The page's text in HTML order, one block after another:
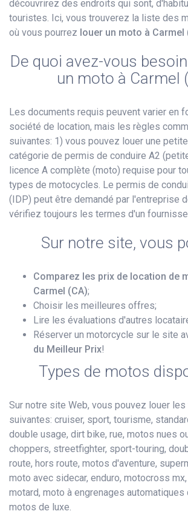
découvrirez des endroits qui sont,
touristes. Ici, vous trouverez la liste des
où vous pourrez louer un moto à Carmel
De quoi avez-vous
un moto à Carmel
Les documents requis peuvent varier en
société de location, mais les règles
suivantes: 1) vous pouvez louer une
catégorie de permis de conduire A2
licence A complète (moto) requise pour
types de motocycles. Le permis de
(IDP) peut être demandé par l'entreprise
vérifiez toujours les termes d'un
Sur notre site, vous
Comparez les prix de location de
Carmel (CA);
Choisir les meilleures offres;
Lire les évaluations d'autres
Réserver un motorcycle sur le site
du Meilleur Prix!
Types de motos
Sur notre site Web, vous pouvez louer
suivantes: cruiser, sport, tourisme,
double usage, dirt bike, rue, motos nues
choppers, streetfighter, sport-touring,
route, hors route, motos d'aventure,
moto avec sidecar, enduro, motocross
motard, moto à engrenages automatiques
motos de luxe.